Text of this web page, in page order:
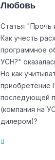
Любовь
Статья "Прочь
Как учесть
программное
УСН?"
Но как
приобретение
последующей
(компания на
дилером)?